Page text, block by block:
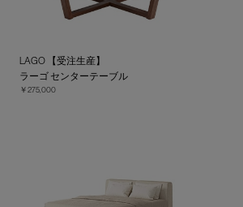
LAGO 【受注生産】
ラーゴ センターテーブル
￥275,000